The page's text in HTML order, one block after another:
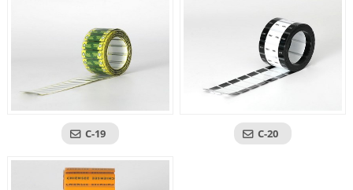
C-19 C-20